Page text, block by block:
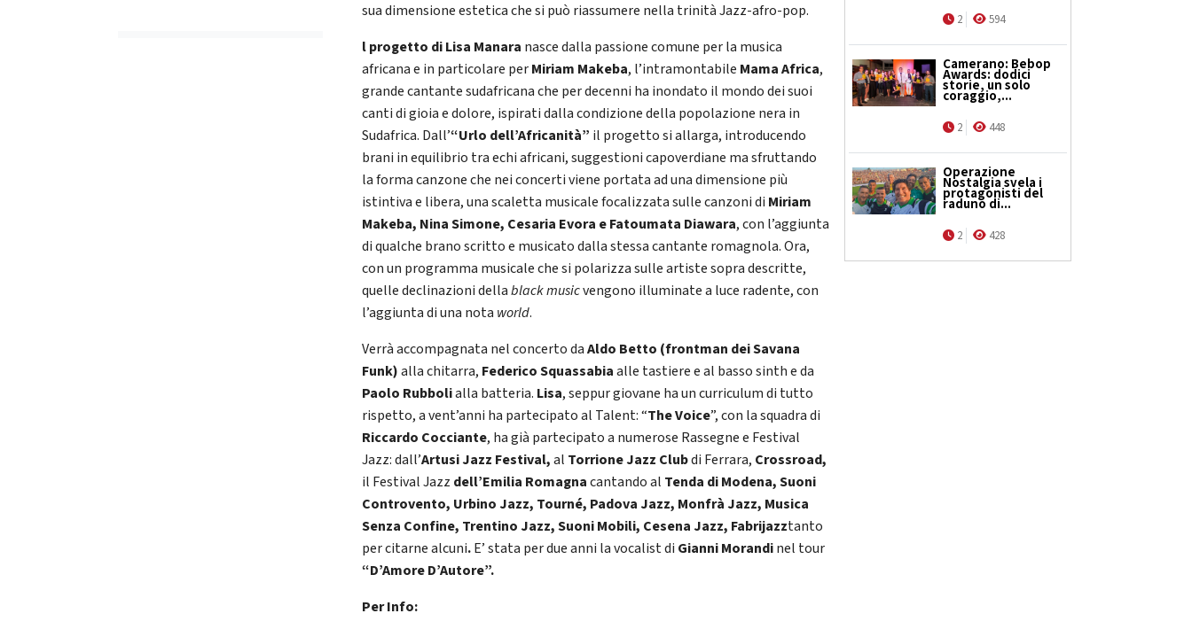
sua dimensione estetica che si può riassumere nella trinità Jazz-afro-pop.
l progetto di Lisa Manara nasce dalla passione comune per la musica
africana e in particolare perMiriam Makeba, l’intramontabile Mama Africa,
grande cantante sudafricana che per decenni ha inondato il mondo dei suoi
canti di gioia e dolore, ispirati dalla condizione della popolazione nera in
Sudafrica. Dall’“Urlo dell’Africanità” il progetto si allarga, introducendo
brani in equilibrio tra echi africani, suggestioni capoverdiane ma sfruttando
la forma canzone che nei concerti viene portata ad una dimensione più
istintiva e libera, una scaletta musicale focalizzata sulle canzoni di Miriam
Makeba, Nina Simone, Cesaria Evora e Fatoumata Diawara, con l’aggiunta
di qualche brano scritto e musicato dalla stessa cantante romagnola. Ora,
con un programma musicale che si polarizza sulle artiste sopra descritte,
quelle declinazioni dellablack musicvengono illuminate a luce radente, con
l’aggiunta di una nota world.
Verrà accompagnata nel concerto daAldo Betto (frontman dei Savana
Funk)alla chitarra, Federico Squassabiaalle tastiere e al basso sinth e da
Paolo Rubbolialla batteria. Lisa, seppur giovane ha un curriculum di tutto
rispetto, a vent’anni ha partecipato al Talent: “The Voice”, con la squadra di
Riccardo Cocciante, ha già partecipato a numerose Rassegne e Festival
Jazz: dall’Artusi Jazz Festival,al Torrione Jazz Clubdi Ferrara, Crossroad,
il Festival Jazz dell’Emilia Romagnacantandoal Tenda di Modena, Suoni
Controvento, Urbino Jazz, Tourné, Padova Jazz, Monfrà Jazz, Musica
Senza Confine, Trentino Jazz, Suoni Mobili, Cesena Jazz, Fabrijazztanto
per citarne alcuni.E’ stata per due anni la vocalist di Gianni Morandinel tour
“D’Amore D’Autore”.
Per Info:
2 594
Camerano: Bebop
Awards: dodici
storie, un solo
coraggio,...
2 448
Operazione
Nostalgia svela i
protagonisti del
raduno di...
2 428